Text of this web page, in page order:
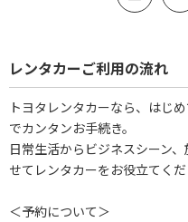
レンタカーご利用の流れ
トヨタレンタカーなら、はじ
でカンタンお手続き。
日常生活からビジネスシーン
せてレンタカーをお役立てくだ
＜予約について＞